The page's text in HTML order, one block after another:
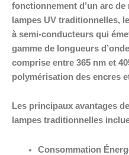
fonctionnement d’un arc
lampes UV traditionnelles,
à semi-conducteurs qui
gamme de longueurs
comprise entre 365 nm et
polymérisation des encres
Les principaux avantages
lampes traditionnelles
Consommation